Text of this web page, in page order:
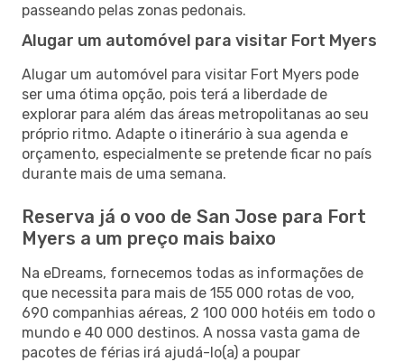
passeando pelas zonas pedonais.
Alugar um automóvel para visitar Fort Myers
Alugar um automóvel para visitar Fort Myers pode
ser uma ótima opção, pois terá a liberdade de
explorar para além das áreas metropolitanas ao seu
próprio ritmo. Adapte o itinerário à sua agenda e
orçamento, especialmente se pretende ficar no país
durante mais de uma semana.
Reserva já o voo de San Jose para Fort
Myers a um preço mais baixo
Na eDreams, fornecemos todas as informações de
que necessita para mais de 155 000 rotas de voo,
690 companhias aéreas, 2 100 000 hotéis em todo o
mundo e 40 000 destinos. A nossa vasta gama de
pacotes de férias irá ajudá-lo(a) a poupar